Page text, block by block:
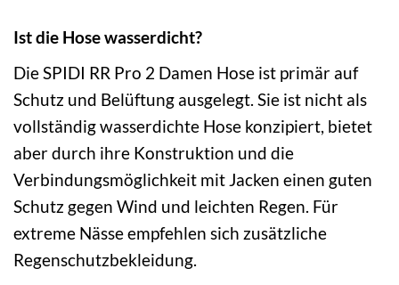
Ist die Hose wasserdicht?
Die SPIDI RR Pro 2 Damen Hose ist primär auf
Schutz und Belüftung ausgelegt. Sie ist nicht als
vollständig wasserdichte Hose konzipiert, bietet
aber durch ihre Konstruktion und die
Verbindungsmöglichkeit mit Jacken einen guten
Schutz gegen Wind und leichten Regen. Für
extreme Nässe empfehlen sich zusätzliche
Regenschutzbekleidung.